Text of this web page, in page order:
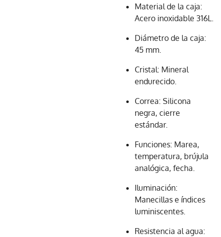
Material de la caja:
Acero inoxidable 316L.
Diámetro de la caja:
45 mm.
Cristal: Mineral
endurecido.
Correa: Silicona
negra, cierre
estándar.
Funciones: Marea,
temperatura, brújula
analógica, fecha.
Iluminación:
Manecillas e índices
luminiscentes.
Resistencia al agua: